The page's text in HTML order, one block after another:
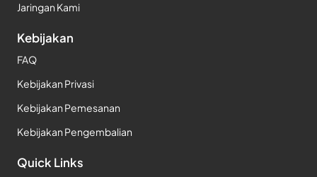
Jaringan Kami
Kebijakan
FAQ
Kebijakan Privasi
Kebijakan Pemesanan
Kebijakan Pengembalian
Quick Links